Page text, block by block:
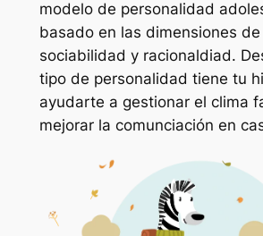
modelo de personalidad
basado en las dimensiones
sociabilidad y racionaldiad.
tipo de personalidad tiene tu
ayudarte a gestionar el clima
mejorar la comunciación en